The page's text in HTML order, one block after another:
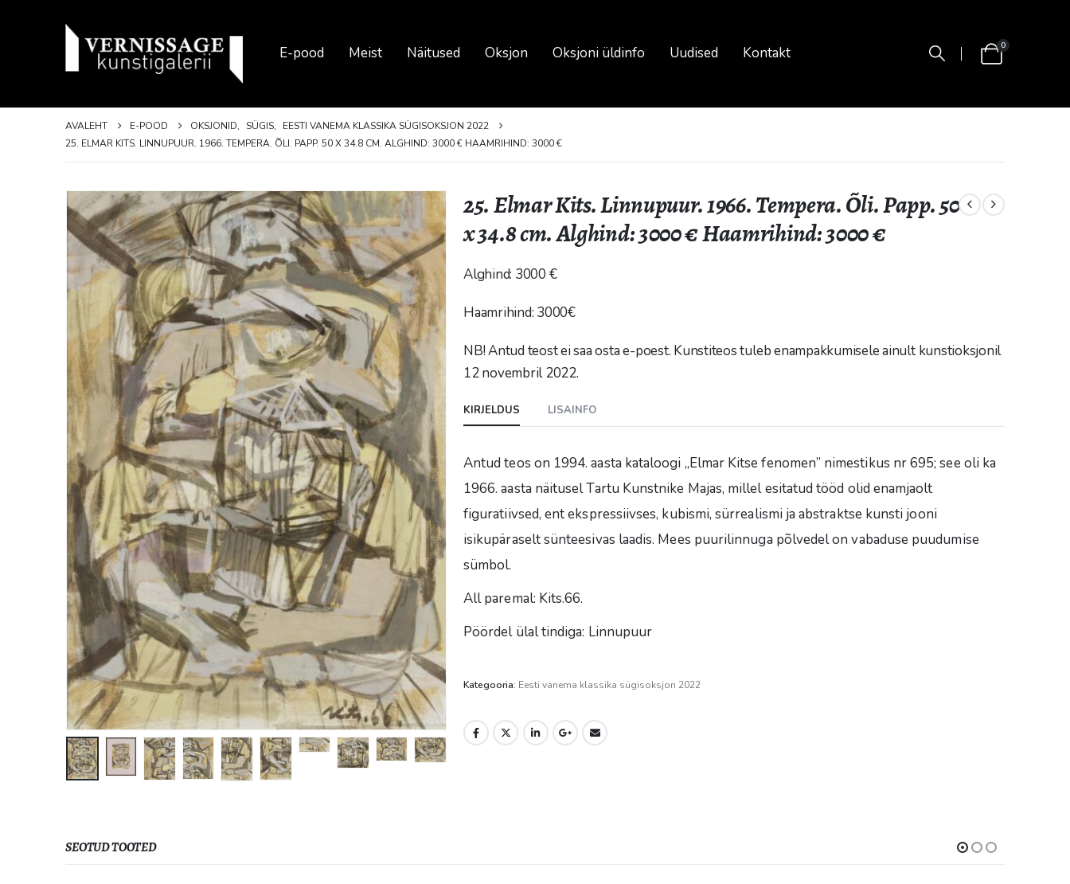
E-pood Meist Näitused Oksjon Oksjoni üldinfo Uudised Kontakt 0
AVALEHT E-POOD OKSJONID, SÜGIS,
EESTI VANEMA KLASSIKA SÜGISOKSJON 2022
25. ELMAR KITS. LINNUPUUR. 1966. TEMPERA. ÕLI. PAPP. 50 X 34.8 CM. ALGHIND: 3000 € HAAMRIHIND: 3000 €
25. Elmar Kits. Linnupuur. 1966. Tempera. Õli. Papp. 50
x 34.8 cm. Alghind: 3000 € Haamrihind: 3000 €
Alghind: 3000 €
Haamrihind: 3000€
NB! Antud teost ei saa osta e-poest. Kunstiteos tuleb enampakkumisele ainult kunstioksjonil
12 novembril 2022.
KIRJELDUS LISAINFO
Antud teos on 1994. aasta kataloogi „Elmar Kitse fenomen” nimestikus nr 695; see oli ka
1966. aasta näitusel Tartu Kunstnike Majas, millel esitatud tööd olid enamjaolt
figuratiivsed, ent ekspressiivses, kubismi, sürrealismi ja abstraktse kunsti jooni
isikupäraselt sünteesivas laadis. Mees puurilinnuga põlvedel on vabaduse puudumise
sümbol.
All paremal: Kits.66.
Pöördel ülal tindiga: Linnupuur
Kategooria: Eesti vanema klassika sügisoksjon 2022
SEOTUD TOOTED